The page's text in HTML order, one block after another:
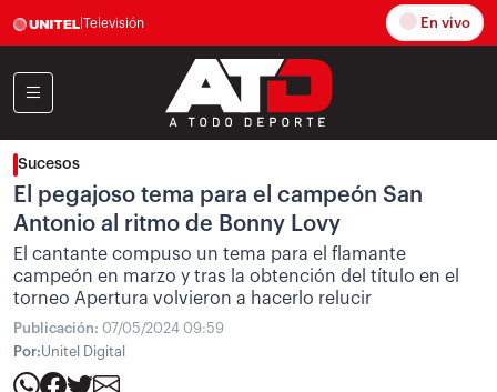
Televisión En vivo
Sucesos
El pegajoso tema para el campeón San
Antonio al ritmo de Bonny Lovy
El cantante compuso un tema para el flamante
campeón en marzo y tras la obtención del título en el
torneo Apertura volvieron a hacerlo relucir
Publicación: 07/05/2024 09:59
Por:Unitel Digital